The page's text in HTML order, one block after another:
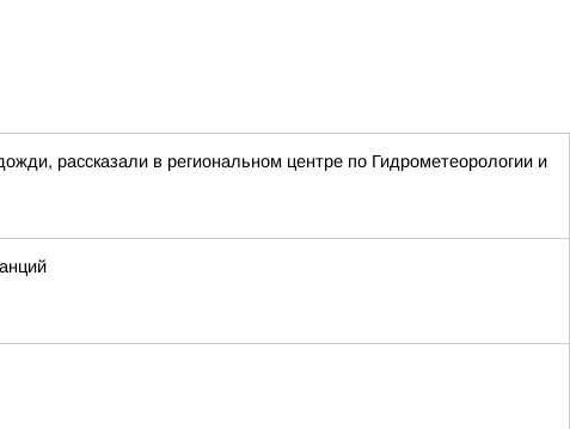
рассказали в региональном центре по Гидрометеорологии и